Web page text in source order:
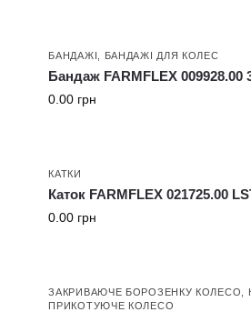
БАНДАЖІ БАНДАЖІ ДЛЯ КОЛЕС
Бандаж FARMFLEX 009928.00
0.00 грн
КАТКИ
Каток FARMFLEX 021725.00
0.00 грн
ЗАКРИВАЮЧЕ БОРОЗЕНКУ КОЛЕСО
ПРИКОТУЮЧЕ КОЛЕСО